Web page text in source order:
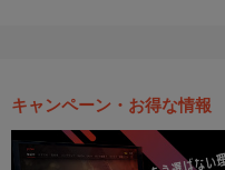
キャンペーン・お得な情報